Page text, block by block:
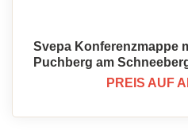
Svepa Konferenzmappe
Puchberg am
PREIS AUF